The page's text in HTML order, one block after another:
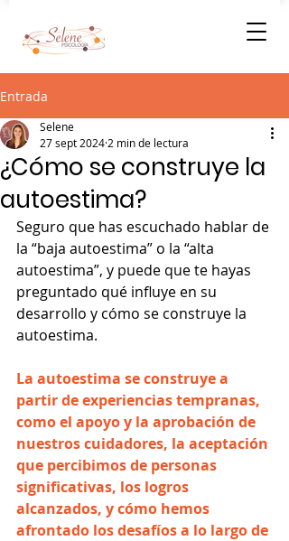
Entrada
¿Cómo se construye la
autoestima?
Selene
27 sept 2024 2 min de lectura
Seguro que has escuchado hablar de
la “baja autoestima” o la “alta
autoestima”, y puede que te hayas
preguntado qué influye en su
desarrollo y cómo se construye la
autoestima.
La autoestima se construye a
partir de experiencias tempranas,
como el apoyo y la aprobación de
nuestros cuidadores, la aceptación
que percibimos de personas
significativas, los logros
alcanzados, y cómo hemos
afrontado los desafíos a lo largo de